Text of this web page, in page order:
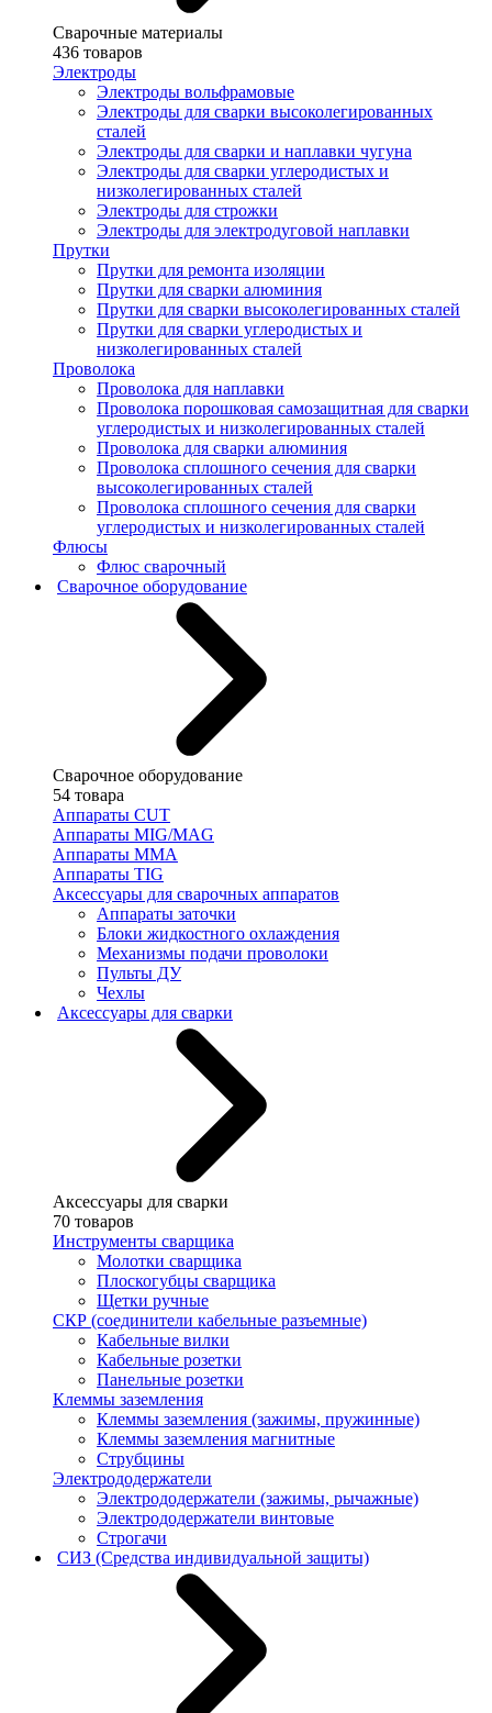
Сварочные материалы
436 товаров
Электроды
Электроды вольфрамовые
Электроды для сварки высоколегированных
сталей
Электроды для сварки и наплавки чугуна
Электроды для сварки углеродистых и
низколегированных сталей
Электроды для строжки
Электроды для электродуговой наплавки
Прутки
Прутки для ремонта изоляции
Прутки для сварки алюминия
Прутки для сварки высоколегированных сталей
Прутки для сварки углеродистых и
низколегированных сталей
Проволока
Проволока для наплавки
Проволока порошковая самозащитная для сварки
углеродистых и низколегированных сталей
Проволока для сварки алюминия
Проволока сплошного сечения для сварки
высоколегированных сталей
Проволока сплошного сечения для сварки
углеродистых и низколегированных сталей
Флюсы
Флюс сварочный
Сварочное оборудование
Сварочное оборудование
54 товара
Аппараты CUT
Аппараты MIG/MAG
Аппараты MMA
Аппараты TIG
Аксессуары для сварочных аппаратов
Аппараты заточки
Блоки жидкостного охлаждения
Механизмы подачи проволоки
Пульты ДУ
Чехлы
Аксессуары для сварки
Аксессуары для сварки
70 товаров
Инструменты сварщика
Молотки сварщика
Плоскогубцы сварщика
Щетки ручные
СКР (соединители кабельные разъемные)
Кабельные вилки
Кабельные розетки
Панельные розетки
Клеммы заземления
Клеммы заземления (зажимы, пружинные)
Клеммы заземления магнитные
Струбцины
Электрододержатели
Электрододержатели (зажимы, рычажные)
Электрододержатели винтовые
Строгачи
СИЗ (Средства индивидуальной защиты)